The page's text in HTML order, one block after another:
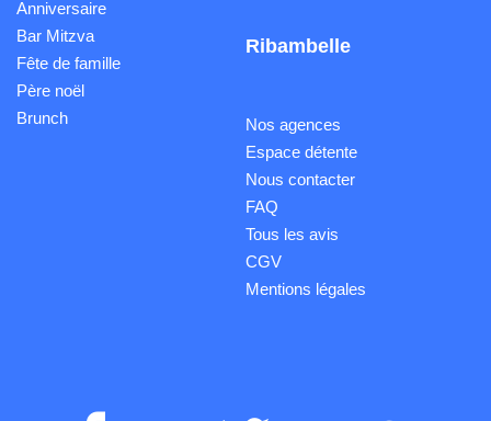
Anniversaire
Bar Mitzva
Fête de famille
Père noël
Brunch
Ribambelle
Nos agences
Espace détente
Nous contacter
FAQ
Tous les avis
CGV
Mentions légales